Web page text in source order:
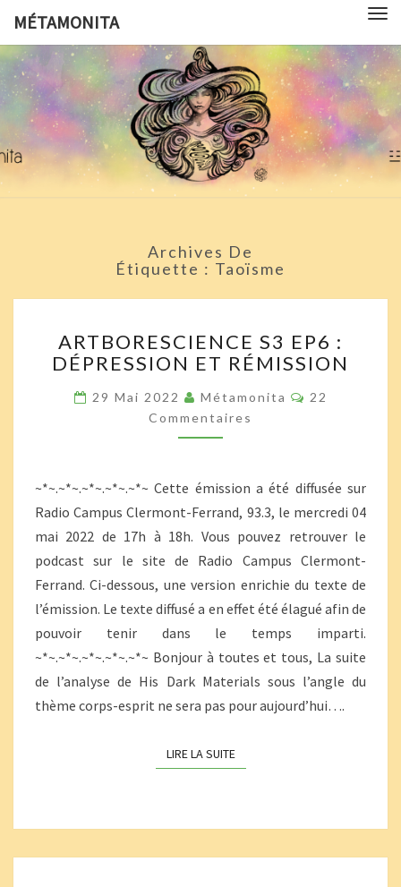
MÉTAMONITA
Pédagogie,
Arts
Visuels,
Sciences
Pop
Culture Et
Archives De
Étiquette : Taoïsme
S3
EP6
DÉPRESSION
ET
RÉMISSION
ARTBORESCIENCE S3 EP6 :
DÉPRESSION ET RÉMISSION
29 Mai 2022 Métamonita
22
Commentaires
~*~.~*~.~*~.~*~.~*~ Cette émission a été diffusée sur
Radio Campus Clermont-Ferrand, 93.3, le mercredi 04
mai 2022 de 17h à 18h. Vous pouvez retrouver le
podcast sur le site de Radio Campus Clermont-
Ferrand. Ci-dessous, une version enrichie du texte de
l’émission. Le texte diffusé a en effet été élagué afin de
pouvoir tenir dans le temps imparti.
~*~.~*~.~*~.~*~.~*~ Bonjour à toutes et tous, La suite
de l’analyse de His Dark Materials sous l’angle du
thème corps-esprit ne sera pas pour aujourd’hui….
LIRE LA SUITELIRE LA SUITE